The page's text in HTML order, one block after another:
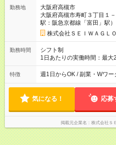
勤務地
大阪府高槻市
大阪府高槻市寿町３丁目１
駅：阪急京都線「富田」駅）
株式会社ＳＥＩＷＡＧＬ
勤務時間
シフト制
1日あたりの実働時間：最
曜日：木曜日/16～18
は相談可能です ご希望を聞かせてくださ
事務、ドライバーなど様々
特徴 週1日からOK / 副業・Wワー
気になる！ 応募
掲載元企業名 株式会社Ｓ